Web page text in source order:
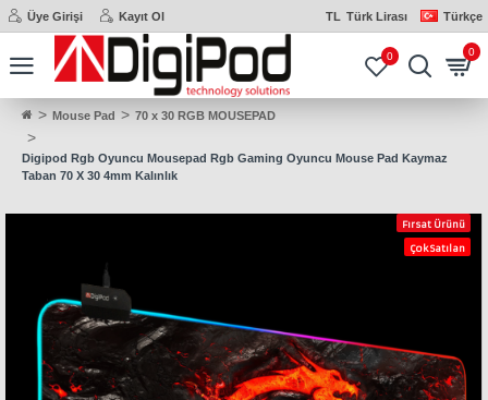
Üye Girişi Kayıt Ol TL Türk Lirası Türkçe
0 0
Mouse Pad 70 x 30 RGB MOUSEPAD
Digipod Rgb Oyuncu Mousepad Rgb Gaming Oyuncu Mouse Pad Kaymaz
Taban 70 X 30 4mm Kalınlık
Fırsat Ürünü
Çok Satılan